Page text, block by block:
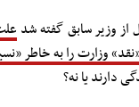
وزیر سابق گفته شد
وزارت را به خاطر
دارند یا نه؟